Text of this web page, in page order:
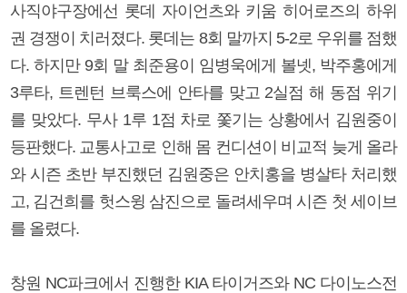
사직야구장에선 롯데 자이언츠와 키움 히어로즈의 하위
권 경쟁이 치러졌다. 롯데는 8회 말까지 5-2로 우위를 점했
다. 하지만 9회 말 최준용이 임병욱에게 볼넷, 박주홍에게
3루타, 트렌턴 브룩스에 안타를 맞고 2실점 해 동점 위기
를 맞았다. 무사 1루 1점 차로 쫓기는 상황에서 김원중이
등판했다. 교통사고로 인해 몸 컨디션이 비교적 늦게 올라
와 시즌 초반 부진했던 김원중은 안치홍을 병살타 처리했
고, 김건희를 헛스윙 삼진으로 돌려세우며 시즌 첫 세이브
를 올렸다.
창원 NC파크에서 진행한 KIA 타이거즈와 NC 다이노스전